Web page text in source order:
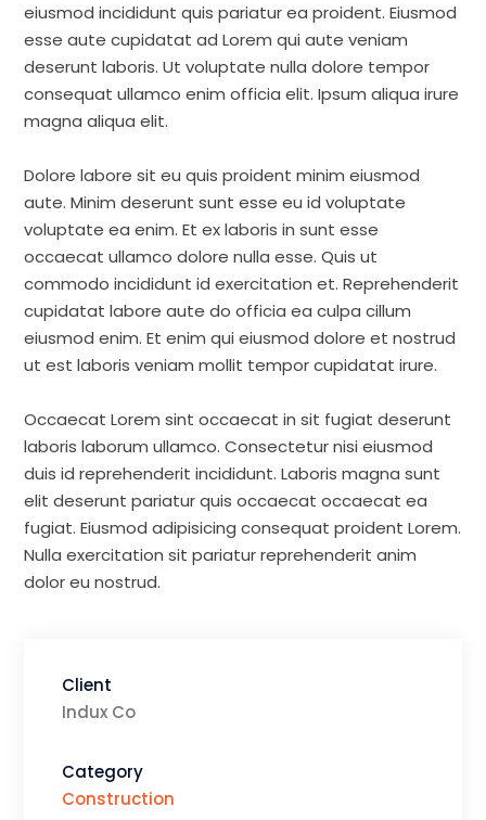
eiusmod incididunt quis pariatur ea proident. Eiusmod
esse aute cupidatat ad Lorem qui aute veniam
deserunt laboris. Ut voluptate nulla dolore tempor
consequat ullamco enim officia elit. Ipsum aliqua irure
magna aliqua elit.
Dolore labore sit eu quis proident minim eiusmod
aute. Minim deserunt sunt esse eu id voluptate
voluptate ea enim. Et ex laboris in sunt esse
occaecat ullamco dolore nulla esse. Quis ut
commodo incididunt id exercitation et. Reprehenderit
cupidatat labore aute do officia ea culpa cillum
eiusmod enim. Et enim qui eiusmod dolore et nostrud
ut est laboris veniam mollit tempor cupidatat irure.
Occaecat Lorem sint occaecat in sit fugiat deserunt
laboris laborum ullamco. Consectetur nisi eiusmod
duis id reprehenderit incididunt. Laboris magna sunt
elit deserunt pariatur quis occaecat occaecat ea
fugiat. Eiusmod adipisicing consequat proident Lorem.
Nulla exercitation sit pariatur reprehenderit anim
dolor eu nostrud.
Client
Indux Co
Category
Construction